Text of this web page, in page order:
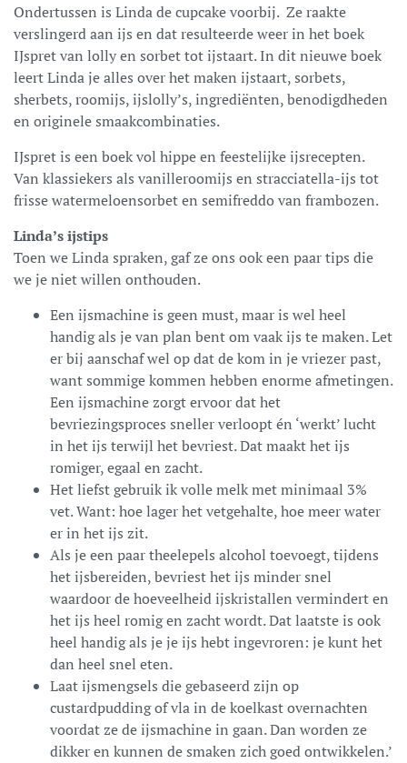
Ondertussen is Linda de cupcake voorbij. Ze raakte
verslingerd aan ijs en dat resulteerde weer in het boek
IJspret van lolly en sorbet tot ijstaart. In dit nieuwe boek
leert Linda je alles over het maken ijstaart, sorbets,
sherbets, roomijs, ijslolly’s, ingrediënten, benodigdheden
en originele smaakcombinaties.
IJspret is een boek vol hippe en feestelijke ijsrecepten.
Van klassiekers als vanilleroomijs en stracciatella-ijs tot
frisse watermeloensorbet en semifreddo van frambozen.
Linda’s ijstips
Toen we Linda spraken, gaf ze ons ook een paar tips die
we je niet willen onthouden.
Een ijsmachine is geen must, maar is wel heel
handig als je van plan bent om vaak ijs te maken. Let
er bij aanschaf wel op dat de kom in je vriezer past,
want sommige kommen hebben enorme afmetingen.
Een ijsmachine zorgt ervoor dat het
bevriezingsproces sneller verloopt én ‘werkt’ lucht
in het ijs terwijl het bevriest. Dat maakt het ijs
romiger, egaal en zacht.
Het liefst gebruik ik volle melk met minimaal 3%
vet. Want: hoe lager het vetgehalte, hoe meer water
er in het ijs zit.
Als je een paar theelepels alcohol toevoegt, tijdens
het ijsbereiden, bevriest het ijs minder snel
waardoor de hoeveelheid ijskristallen vermindert en
het ijs heel romig en zacht wordt. Dat laatste is ook
heel handig als je je ijs hebt ingevroren: je kunt het
dan heel snel eten.
Laat ijsmengsels die gebaseerd zijn op
custardpudding of vla in de koelkast overnachten
voordat ze de ijsmachine in gaan. Dan worden ze
dikker en kunnen de smaken zich goed ontwikkelen.’